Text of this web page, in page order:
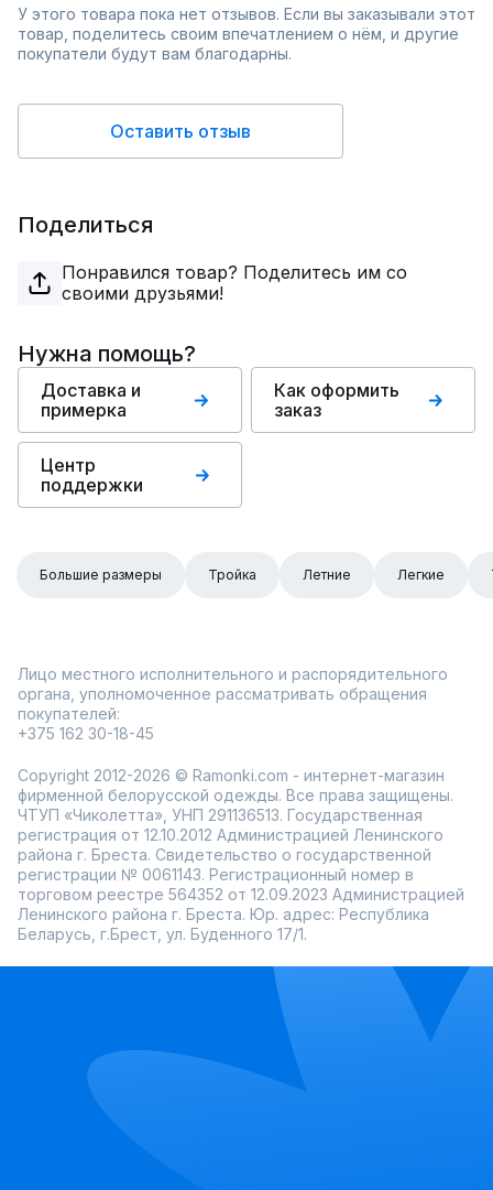
У этого товара пока нет отзывов. Если вы заказывали этот
товар, поделитесь своим впечатлением о нём, и другие
покупатели будут вам благодарны.
Оставить отзыв
Поделиться
Понравился товар? Поделитесь им со
своими друзьями!
Нужна помощь?
Доставка и
примерка
Как оформить
заказ
Центр
поддержки
Большие размеры Тройка Летние Легкие
Лицо местного исполнительного и распорядительного
органа, уполномоченное рассматривать обращения
покупателей:
+375 162 30-18-45
Copyright 2012-2026 © Ramonki.com - интернет-магазин
фирменной белорусской одежды. Все права защищены.
ЧТУП «Чиколетта», УНП 291136513. Государственная
регистрация от 12.10.2012 Администрацией Ленинского
района г. Бреста. Свидетельство о государственной
регистрации № 0061143. Регистрационный номер в
торговом реестре 564352 от 12.09.2023 Администрацией
Ленинского района г. Бреста. Юр. адрес: Республика
Беларусь, г.Брест, ул. Буденного 17/1.